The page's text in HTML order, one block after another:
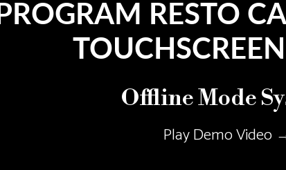
PROGRAM RESTO
Offline Mode
Play Demo Video